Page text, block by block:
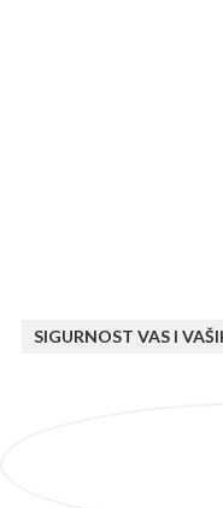
SIGURNOST VAS I